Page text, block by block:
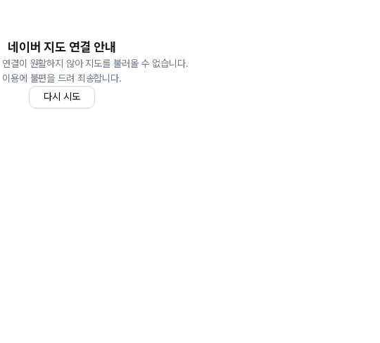
네이버 지도 연결 안내
결이 원활하지 않아 지도를 불러올 수 없습니다.
이용에 불편을 드려 죄송합니다.
다시 시도